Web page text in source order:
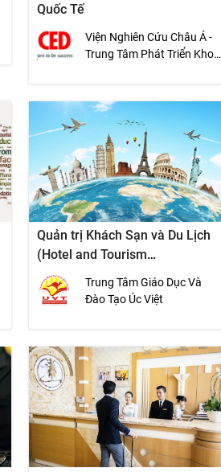
Quốc Tế
Viện Nghiên Cứu Châu Á -
Trung Tâm Phát Triển Khoa
Quản trị Khách Sạn và Du Lịch
(Hotel and Tourism
Management)
Trung Tâm Giáo Dục Và
Đào Tạo Úc Việt